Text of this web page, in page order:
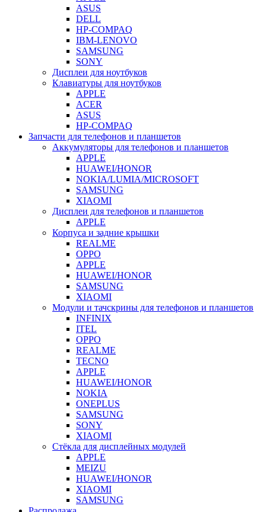
ASUS
DELL
HP-COMPAQ
IBM-LENOVO
SAMSUNG
SONY
Дисплеи для ноутбуков
Клавиатуры для ноутбуков
APPLE
ACER
ASUS
HP-COMPAQ
Запчасти для телефонов и планшетов
Аккумуляторы для телефонов и планшетов
APPLE
HUAWEI/HONOR
NOKIA/LUMIA/MICROSOFT
SAMSUNG
XIAOMI
Дисплеи для телефонов и планшетов
APPLE
Корпуса и задние крышки
REALME
OPPO
APPLE
HUAWEI/HONOR
SAMSUNG
XIAOMI
Модули и тачскрины для телефонов и планшетов
INFINIX
ITEL
OPPO
REALME
TECNO
APPLE
HUAWEI/HONOR
NOKIA
ONEPLUS
SAMSUNG
SONY
XIAOMI
Стёкла для дисплейных модулей
APPLE
MEIZU
HUAWEI/HONOR
XIAOMI
SAMSUNG